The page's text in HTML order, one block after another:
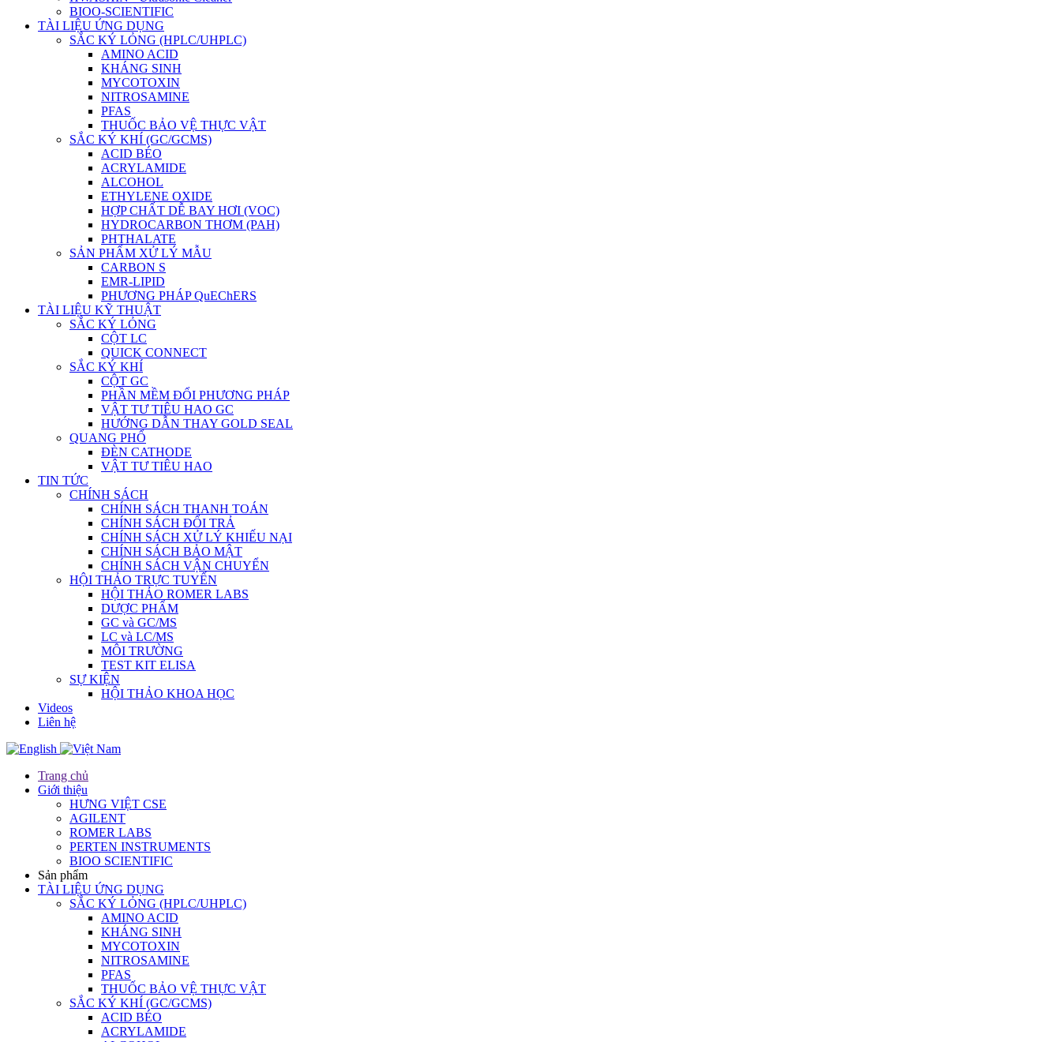
BIOO-SCIENTIFIC
TÀI LIỆU ỨNG DỤNG
SẮC KÝ LỎNG (HPLC/UHPLC)
AMINO ACID
KHÁNG SINH
MYCOTOXIN
NITROSAMINE
PFAS
THUỐC BẢO VỆ THỰC VẬT
SẮC KÝ KHÍ (GC/GCMS)
ACID BÉO
ACRYLAMIDE
ALCOHOL
ETHYLENE OXIDE
HỢP CHẤT DỄ BAY HƠI (VOC)
HYDROCARBON THƠM (PAH)
PHTHALATE
SẢN PHẨM XỬ LÝ MẪU
CARBON S
EMR-LIPID
PHƯƠNG PHÁP QuEChERS
TÀI LIỆU KỸ THUẬT
SẮC KÝ LỎNG
CỘT LC
QUICK CONNECT
SẮC KÝ KHÍ
CỘT GC
PHẦN MỀM ĐỔI PHƯƠNG PHÁP
VẬT TƯ TIÊU HAO GC
HƯỚNG DẪN THAY GOLD SEAL
QUANG PHỔ
ĐÈN CATHODE
VẬT TƯ TIÊU HAO
TIN TỨC
CHÍNH SÁCH
CHÍNH SÁCH THANH TOÁN
CHÍNH SÁCH ĐỔI TRẢ
CHÍNH SÁCH XỬ LÝ KHIẾU NẠI
CHÍNH SÁCH BẢO MẬT
CHÍNH SÁCH VẬN CHUYỂN
HỘI THẢO TRỰC TUYẾN
HỘI THẢO ROMER LABS
DƯỢC PHẨM
GC và GC/MS
LC và LC/MS
MÔI TRƯỜNG
TEST KIT ELISA
SỰ KIỆN
HỘI THẢO KHOA HỌC
Videos
Liên hệ
Trang chủ
Giới thiệu
HƯNG VIỆT CSE
AGILENT
ROMER LABS
PERTEN INSTRUMENTS
BIOO SCIENTIFIC
Sản phẩm
TÀI LIỆU ỨNG DỤNG
SẮC KÝ LỎNG (HPLC/UHPLC)
AMINO ACID
KHÁNG SINH
MYCOTOXIN
NITROSAMINE
PFAS
THUỐC BẢO VỆ THỰC VẬT
SẮC KÝ KHÍ (GC/GCMS)
ACID BÉO
ACRYLAMIDE